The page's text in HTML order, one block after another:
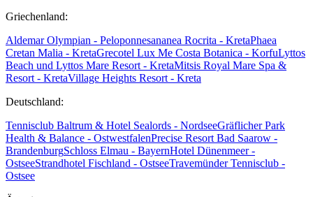
Griechenland:
Aldemar Olympian - Peloponnesananea Rocrita - KretaPhaea
Cretan Malia - KretaGrecotel Lux Me Costa Botanica - KorfuLyttos
Beach und Lyttos Mare Resort - KretaMitsis Royal Mare Spa &
Resort - KretaVillage Heights Resort - Kreta
Deutschland:
Tennisclub Baltrum & Hotel Sealords - NordseeGräflicher Park
Health & Balance - OstwestfalenPrecise Resort Bad Saarow -
BrandenburgSchloss Elmau - BayernHotel Dünenmeer -
OstseeStrandhotel Fischland - OstseeTravemünder Tennisclub -
Ostsee